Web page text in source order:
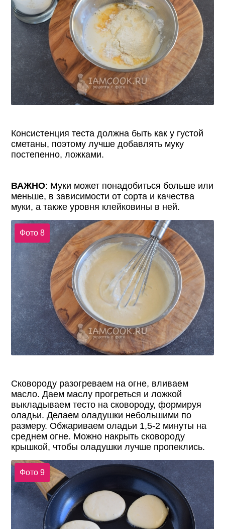
Консистенция теста должна быть как у густой
сметаны, поэтому лучше добавлять муку
постепенно, ложками.
ВАЖНО: Муки может понадобиться больше или
меньше, в зависимости от сорта и качества
муки, а также уровня клейковины в ней.
Фото 8
Сковороду разогреваем на огне, вливаем
масло. Даем маслу прогреться и ложкой
выкладываем тесто на сковороду, формируя
оладьи. Делаем оладушки небольшими по
размеру. Обжариваем оладьи 1,5-2 минуты на
среднем огне. Можно накрыть сковороду
крышкой, чтобы оладушки лучше пропеклись.
Фото 9